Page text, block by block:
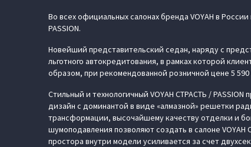
Во всех официальных салонах бренда VOYAH в
PASSION.
Новейший представительский седан, наряду с
льготного автокредитования, в рамках которой
образом, при рекомендованной розничной цене 5
Стильный и технологичный VOYAH СТРАСТЬ /
дизайн с доминантой в виде «алмазной» решетки
трансформации, высочайшему качеству отделки и
шумоподавления позволяют создать в салоне
простора внутри модели усиливается за счет